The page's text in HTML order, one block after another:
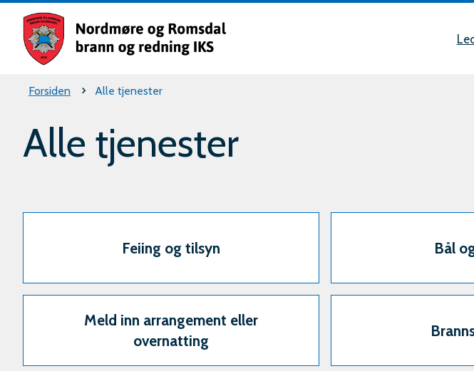
Du
her:
Forsiden Alle tjenester
Alle tjenester
Feiing og tilsyn Bål
Meld inn arrangement eller
overnatting